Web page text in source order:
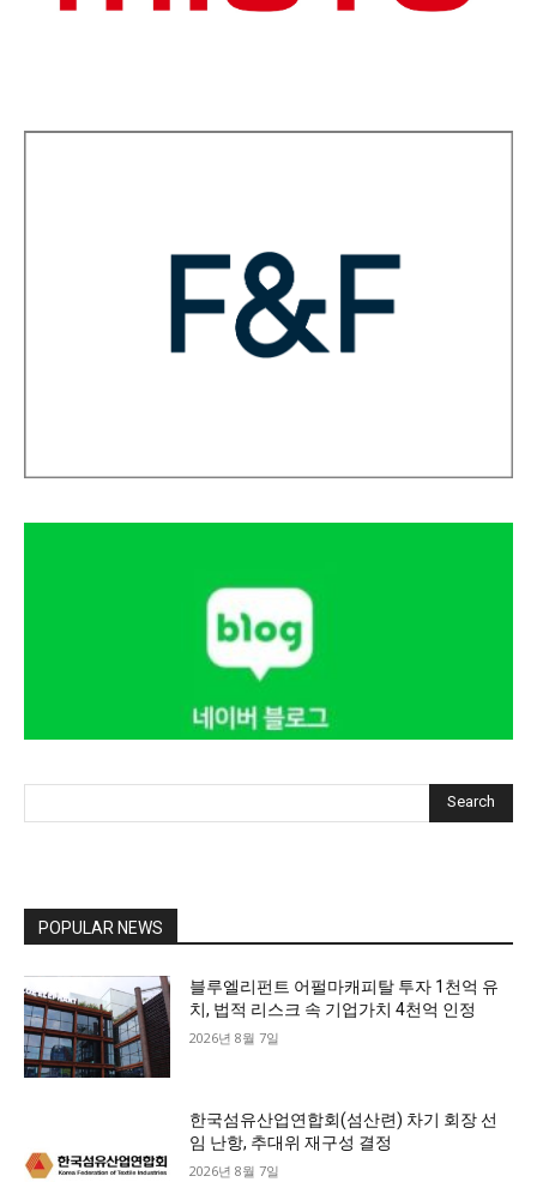
Search
POPULAR NEWS
블루엘리펀트 어펄마캐피탈 투자 1천억 유
치, 법적 리스크 속 기업가치 4천억 인정
2026년 8월 7일
한국섬유산업연합회(섬산련) 차기 회장 선
임 난항, 추대위 재구성 결정
2026년 8월 7일